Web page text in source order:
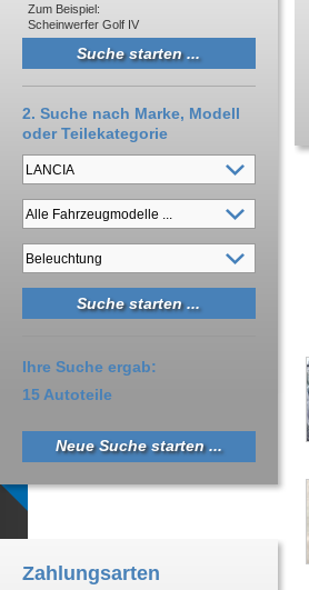
Zum Beispiel:
Scheinwerfer Golf IV
2. Suche nach Marke, Modell
oder Teilekategorie
Ihre Suche ergab:
15 Autoteile
Neue Suche starten ...
Zahlungsarten